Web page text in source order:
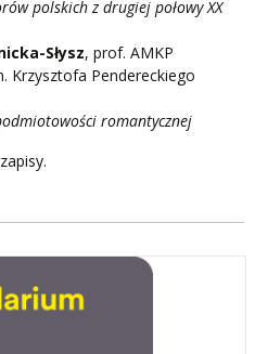
polskich z drugiej połowy XX
Słysz, prof. AMKP
Krzysztofa Pendereckiego
romantycznej